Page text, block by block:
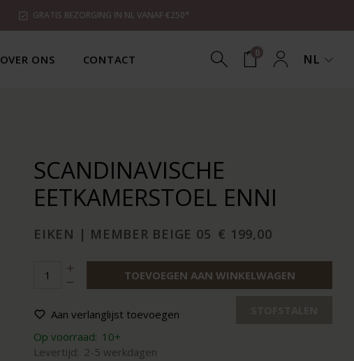
GRATIS BEZORGING IN NL VANAF €250*
OVER ONS CONTACT 0 NL
SCANDINAVISCHE
EETKAMERSTOEL ENNI
EIKEN | MEMBER BEIGE 05 € 199,00
TOEVOEGEN AAN WINKELWAGEN
Aan verlanglijst toevoegen
Op voorraad: 10+
Levertijd: 2-5 werkdagen